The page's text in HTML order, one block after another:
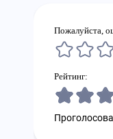
Пожалуйста,
Рейтинг: